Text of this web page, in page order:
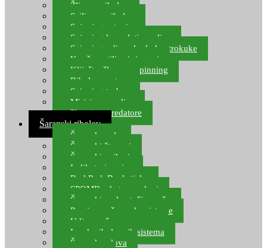
Žlice za ribolov
Sajlice za ribolov
Spinning setovi
Spinning kompleti varalica
Spinning udice, dvokuke, trokuke
Kopče, vrtilice i ringovi
Kliješta, škare za spinning
Ribolov pastrve
Spinning torbe
Mirisi za varalice
Plovci za predatore
Šaranski ribolov
Šaranske role
Šaranski štapovi
Šaranski najloni
Indikatori ugriza
Rod Pod, Banksticks
SPOMB rakete, markeri
Šaranski podmetači, mreže
Pernice za šaranske sisteme
Udice za šarana, amura
Izrada ribolovnih sistema
Šaranska olova